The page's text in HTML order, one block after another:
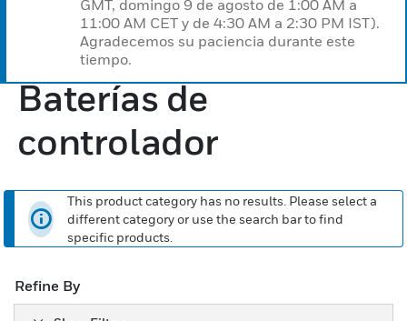
GMT, domingo 9 de agosto de 1:00 AM a
11:00 AM CET y de 4:30 AM a 2:30 PM IST).
Agradecemos su paciencia durante este
tiempo.
Baterías de
controlador
This product category has no results. Please select a
different category or use the search bar to find
specific products.
Refine By